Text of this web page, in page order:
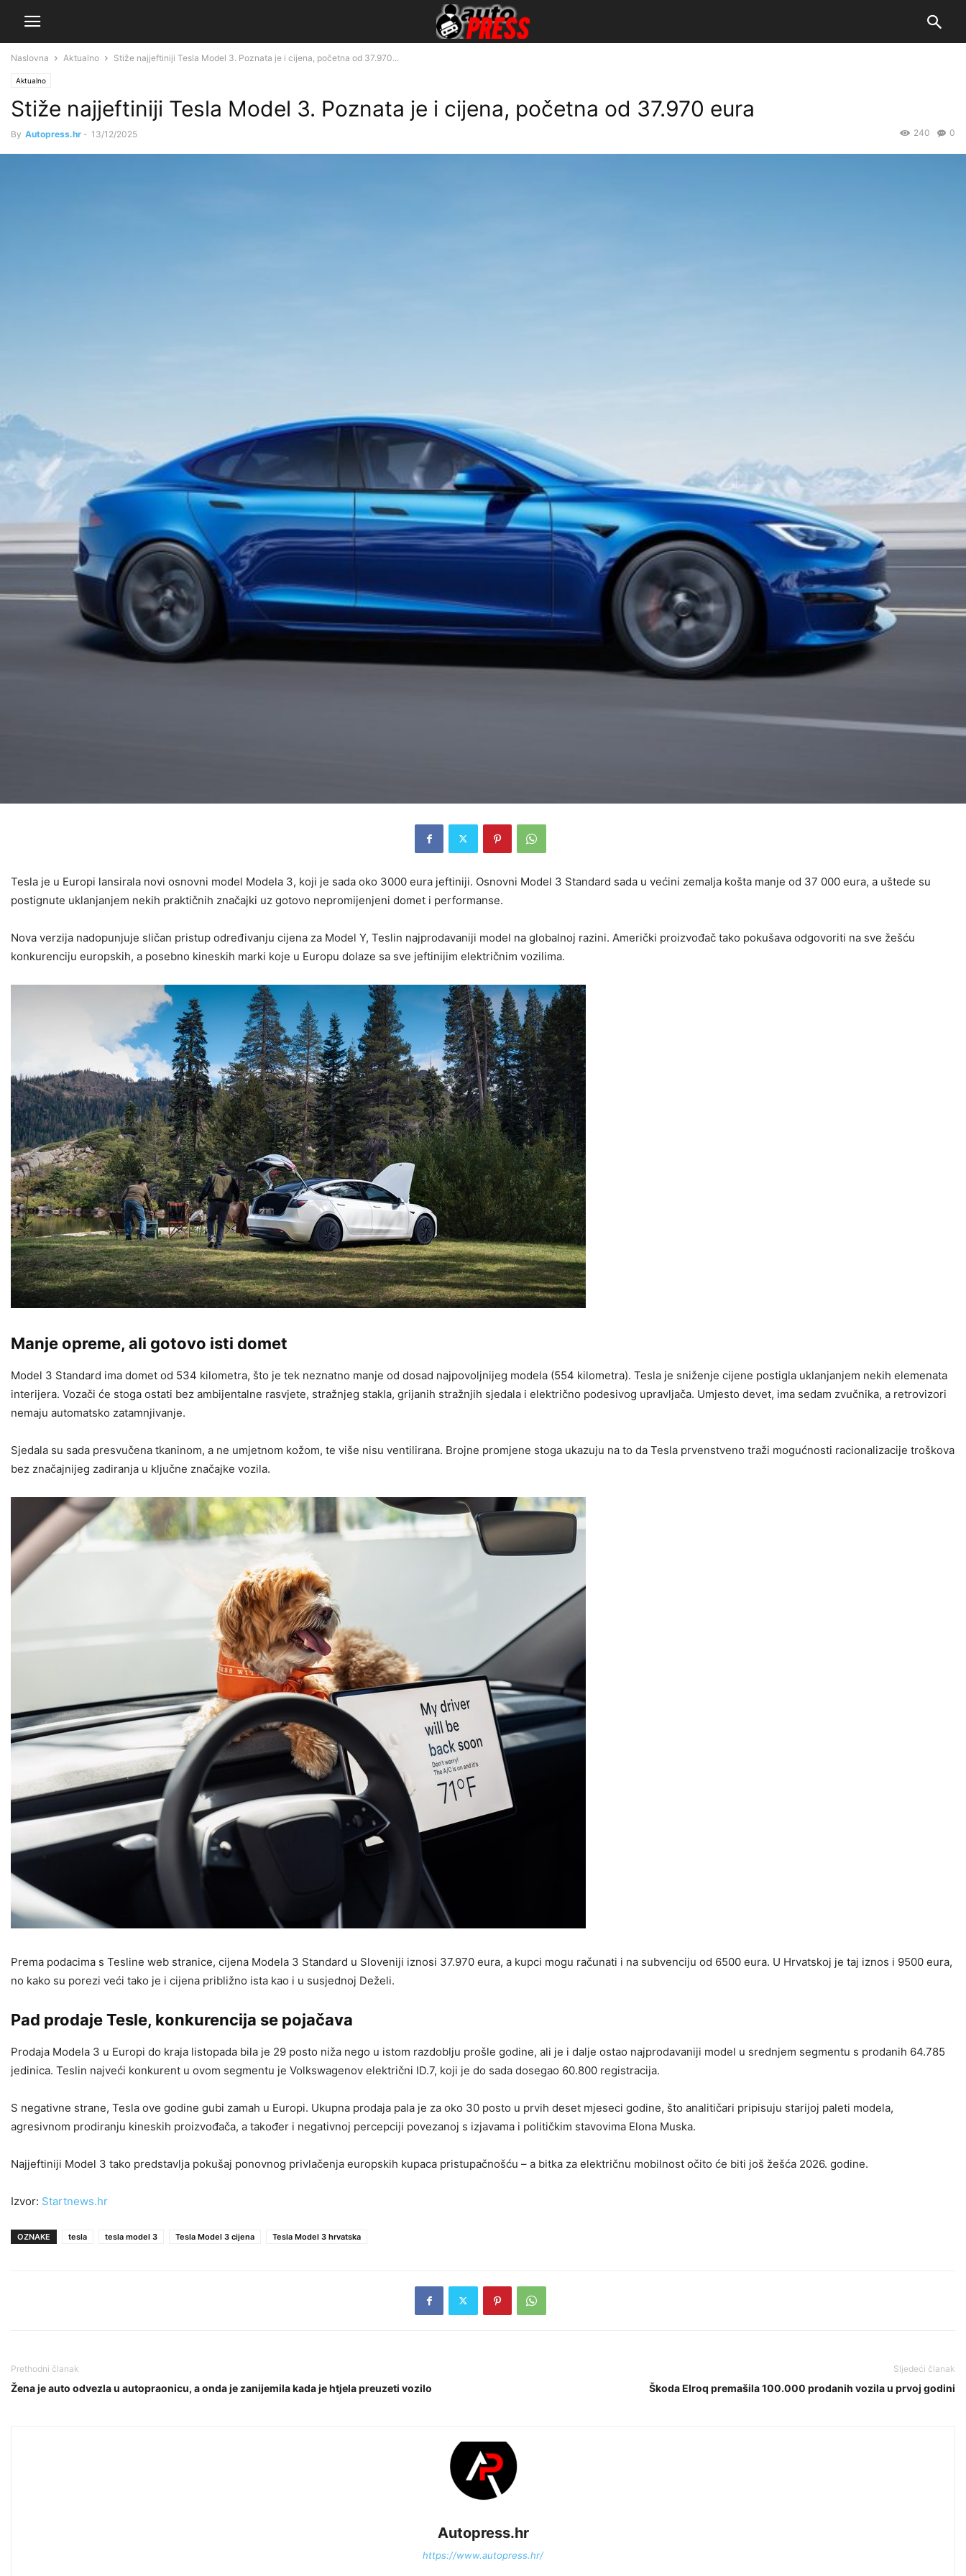
Naslovna Aktualno Stiže najjeftiniji Tesla Model 3. Poznata je i cijena, početna od 37.970...
Aktualno
Stiže najjeftiniji Tesla Model 3. Poznata je i cijena, početna od 37.970 eura
By Autopress.hr - 13/12/2025 0
240
Tesla je u Europi lansirala novi osnovni model Modela 3, koji je sada oko 3000 eura jeftiniji. Osnovni Model 3 Standard sada u većini zemalja košta manje od 37 000 eura, a uštede su
postignute uklanjanjem nekih praktičnih značajki uz gotovo nepromijenjeni domet i performanse.
Nova verzija nadopunjuje sličan pristup određivanju cijena za Model Y, Teslin najprodavaniji model na globalnoj razini. Američki proizvođač tako pokušava odgovoriti na sve žešću
konkurenciju europskih, a posebno kineskih marki koje u Europu dolaze sa sve jeftinijim električnim vozilima.
Manje opreme, ali gotovo isti domet
Model 3 Standard ima domet od 534 kilometra, što je tek neznatno manje od dosad najpovoljnijeg modela (554 kilometra). Tesla je sniženje cijene postigla uklanjanjem nekih elemenata
interijera. Vozači će stoga ostati bez ambijentalne rasvjete, stražnjeg stakla, grijanih stražnjih sjedala i električno podesivog upravljača. Umjesto devet, ima sedam zvučnika, a retrovizori
nemaju automatsko zatamnjivanje.
Sjedala su sada presvučena tkaninom, a ne umjetnom kožom, te više nisu ventilirana. Brojne promjene stoga ukazuju na to da Tesla prvenstveno traži mogućnosti racionalizacije troškova
bez značajnijeg zadiranja u ključne značajke vozila.
Prema podacima s Tesline web stranice, cijena Modela 3 Standard u Sloveniji iznosi 37.970 eura, a kupci mogu računati i na subvenciju od 6500 eura. U Hrvatskoj je taj iznos i 9500 eura,
no kako su porezi veći tako je i cijena približno ista kao i u susjednoj Deželi.
Pad prodaje Tesle, konkurencija se pojačava
Prodaja Modela 3 u Europi do kraja listopada bila je 29 posto niža nego u istom razdoblju prošle godine, ali je i dalje ostao najprodavaniji model u srednjem segmentu s prodanih 64.785
jedinica. Teslin najveći konkurent u ovom segmentu je Volkswagenov električni ID.7, koji je do sada dosegao 60.800 registracija.
S negativne strane, Tesla ove godine gubi zamah u Europi. Ukupna prodaja pala je za oko 30 posto u prvih deset mjeseci godine, što analitičari pripisuju starijoj paleti modela,
agresivnom prodiranju kineskih proizvođača, a također i negativnoj percepciji povezanoj s izjavama i političkim stavovima Elona Muska.
Najjeftiniji Model 3 tako predstavlja pokušaj ponovnog privlačenja europskih kupaca pristupačnošću – a bitka za električnu mobilnost očito će biti još žešća 2026. godine.
Izvor: Startnews.hr
OZNAKE tesla tesla model 3 Tesla Model 3 cijena Tesla Model 3 hrvatska
Prethodni članak
Žena je auto odvezla u autopraonicu, a onda je zanijemila kada je htjela preuzeti vozilo
Sljedeći članak
Škoda Elroq premašila 100.000 prodanih vozila u prvoj godini
Autopress.hr
https://www.autopress.hr/